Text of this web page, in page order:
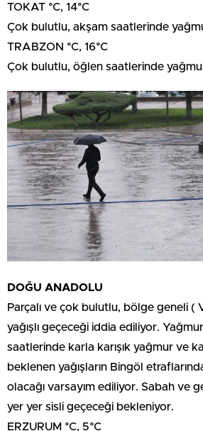
TOKAT °C, 14°C
Çok bulutlu, akşam saatlerinde
TRABZON °C, 16°C
Çok bulutlu, öğlen saatlerinde
DOĞU ANADOLU
Parçalı ve çok bulutlu, bölge geneli (
yağışlı geçeceği iddia ediliyor.
saatlerinde karla karışık yağmur ve
beklenen yağışların Bingöl
olacağı varsayım ediliyor. Sabah ve
yer yer sisli geçeceği bekleniyor.
ERZURUM °C, 5°C